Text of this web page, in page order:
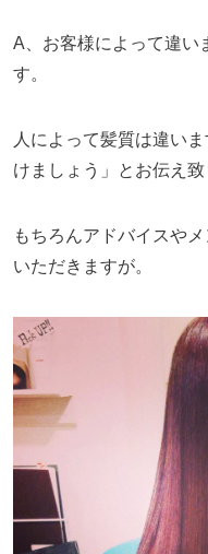
A、お客様によって違い
す。
人によって髪質は違い
けましょう」とお伝え致
もちろんアドバイスや
いただきますが。